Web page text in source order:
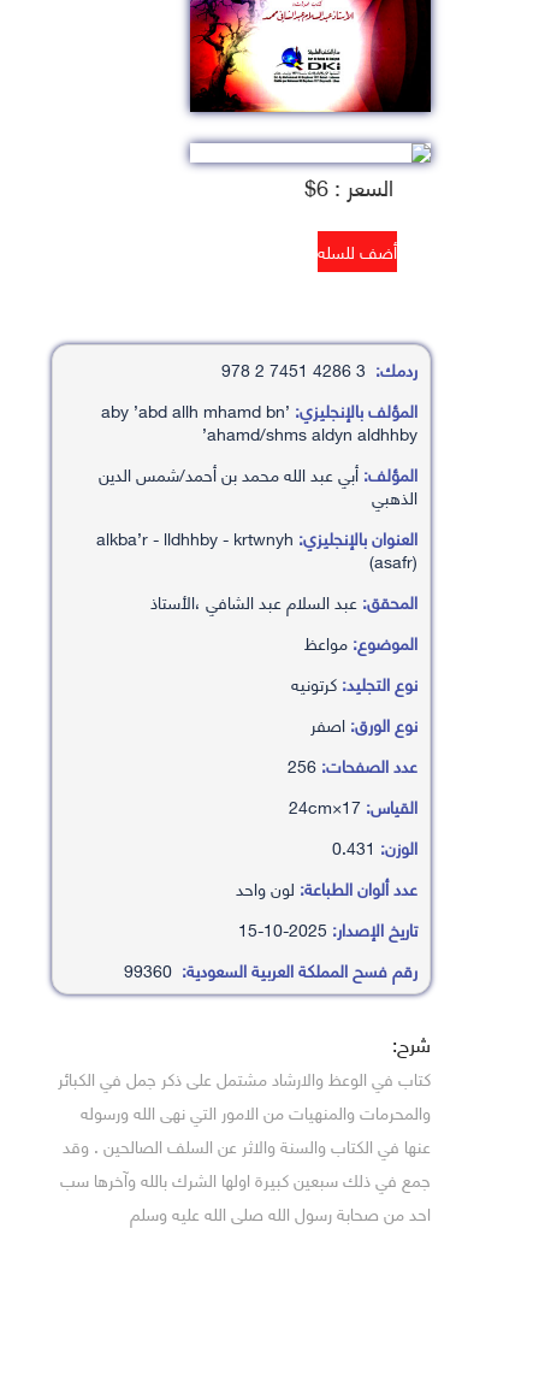
السعر : 6$
ردمك:
المؤلف بالإنجليزي: ’aby ’abd allh mhamd bn
’ahamd/shms aldyn aldhhby
المؤلف:أبي عبد الله محمد بن أحمد/شمس الدين
الذهبي
العنوان بالإنجليزي: alkba’r - lldhhby - krtwnyh
(asafr)
المحقق:عبد السلام عبد الشافي ،الأستاذ
الموضوع:مواعظ
نوع التجليد:كرتونيه
نوع الورق:اصفر
عدد الصفحات:
القياس:
الوزن:
عدد ألوان الطباعة: لون واحد
تاريخ الإصدار:
رقم فسح المملكة العربية السعودية:
شرح:
كتاب في الوعظ والارشاد مشتمل على ذكر جمل في الكبائر
والمحرمات والمنهيات من الامور التي نهى الله ورسوله
عنها في الكتاب والسنة والاثر عن السلف الصالحين . وقد
جمع في ذلك سبعين كبيرة اولها الشرك بالله وآخرها سب
احد من صحابة رسول الله صلى الله عليه وسلم